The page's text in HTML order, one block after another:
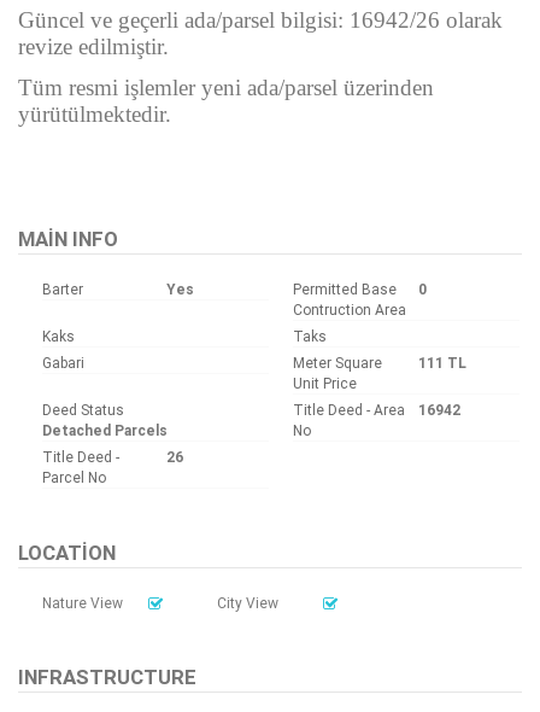
Güncel ve geçerli ada/parsel bilgisi: 16942/26 olarak
revize edilmiştir.
Tüm resmi işlemler yeni ada/parsel üzerinden
yürütülmektedir.
MAIN INFO
Barter Yes
Permitted Base
Contruction Area
0
Kaks
Taks
Gabari
Meter Square
Unit Price
111 TL
Deed Status
Detached Parcels
Title Deed - Area
No
16942
Title Deed -
Parcel No
26
LOCATION
Nature View City View
INFRASTRUCTURE